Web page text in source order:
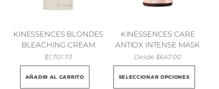
KINESSENCES BLONDES
BLEACHING CREAM
$1,701.73
AÑADIR AL CARRITO
KINESSENCES CARE
ANTIOX INTENSE MASK
Desde $647.00
SELECCIONAR OPCIONES